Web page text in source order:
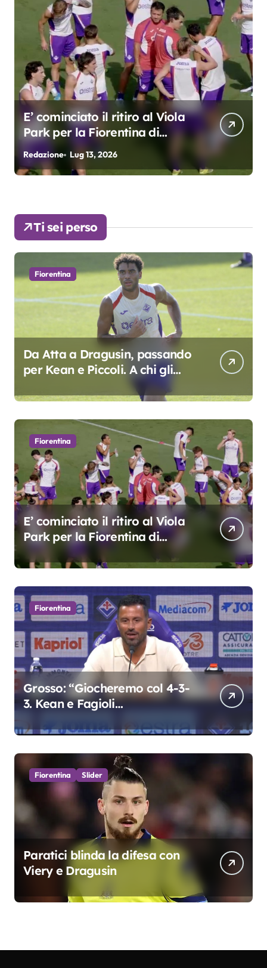
E’ cominciato il ritiro al Viola
Park per la Fiorentina di
Grosso
Redazione Lug 13, 2026
Ti sei perso
Fiorentina
Da Atta a Dragusin, passando
per Kean e Piccoli. A chi gli
oscar del precampionato?
Fiorentina
E’ cominciato il ritiro al Viola
Park per la Fiorentina di
Grosso
Fiorentina
Grosso: “Giocheremo col 4-3-
3. Kean e Fagioli
colpo”
Fiorentina Slider
Paratici blinda la difesa con
Viery e Dragusin